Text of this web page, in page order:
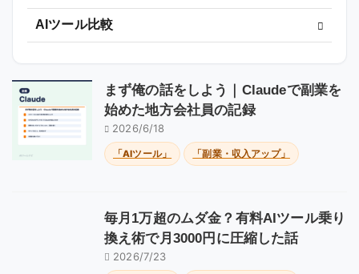
AIツール比較
まず俺の話をしよう｜Claudeで副業を
始めた地方会社員の記録
2026/6/18
「AIツール」 「副業・収入アップ」
毎月1万超のムダ金？有料AIツール乗り
換え術で月3000円に圧縮した話
2026/7/23